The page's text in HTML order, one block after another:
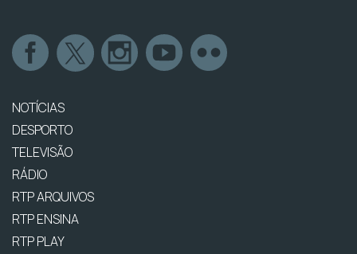
NOTÍCIAS
DESPORTO
TELEVISÃO
RÁDIO
RTP ARQUIVOS
RTP ENSINA
RTP PLAY